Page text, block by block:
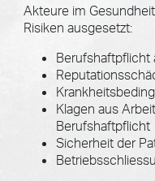
Akteure im
Risiken ausgesetzt:
Berufshaftpflicht
Klagen aus
Berufshaftpflicht
Sicherheit der